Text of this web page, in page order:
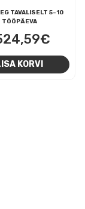
TAVALISELT 5-10
TÖÖPÄEVA
€
KORVI